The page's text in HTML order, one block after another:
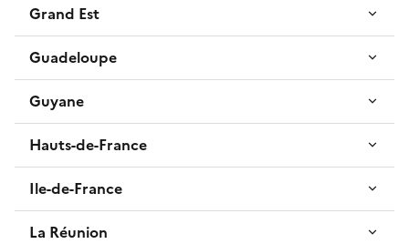
Grand Est
Guadeloupe
Guyane
Hauts-de-France
Ile-de-France
La Réunion